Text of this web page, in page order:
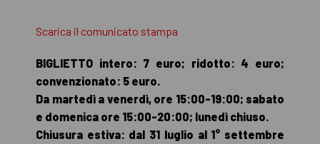
Scarica il comunicato stampa
BIGLIETTO intero: 7 euro; ridotto: 4 euro;
convenzionato: 5 euro.
Da martedì a venerdì, ore 15:00-19:00; sabato
e domenica ore 15:00-20:00; lunedì chiuso.
Chiusura estiva: dal 31 luglio al 1° settembre